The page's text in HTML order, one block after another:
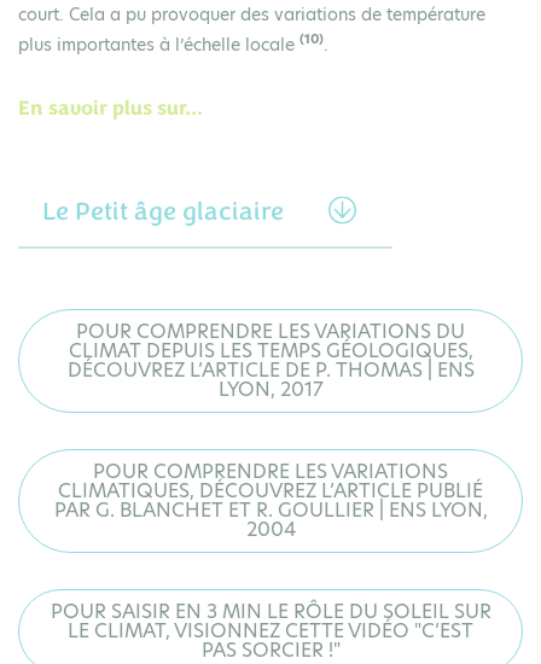
court. Cela a pu provoquer des variations de température
plus importantes à l’échelle locale (10).
En savoir plus sur...
Le Petit âge glaciaire
POUR COMPRENDRE LES VARIATIONS DU
CLIMAT DEPUIS LES TEMPS GÉOLOGIQUES,
DÉCOUVREZ L’ARTICLE DE P. THOMAS | ENS
LYON, 2017
POUR COMPRENDRE LES VARIATIONS
CLIMATIQUES, DÉCOUVREZ L’ARTICLE PUBLIÉ
PAR G. BLANCHET ET R. GOULLIER | ENS LYON,
2004
POUR SAISIR EN 3 MIN LE RÔLE DU SOLEIL SUR
LE CLIMAT, VISIONNEZ CETTE VIDÉO "C’EST
PAS SORCIER !"